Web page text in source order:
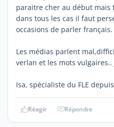
paraitre cher au début mais
dans tous les cas il faut
occasions de parler français.
Les médias parlent
verlan et les mots
Isa, spécialiste du FLE
Réagir Répondre